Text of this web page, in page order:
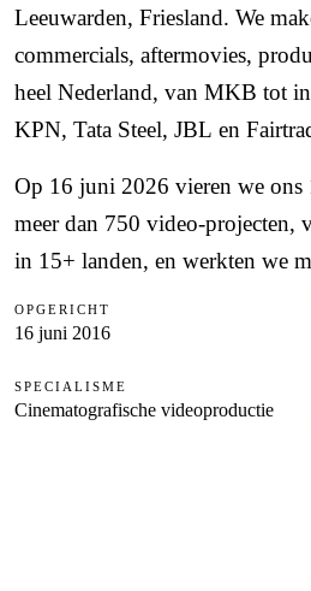
Leeuwarden, Friesland. We
commercials, aftermovies,
heel Nederland, van MKB tot
KPN, Tata Steel, JBL en
Op 16 juni 2026 vieren we ons
meer dan 750 video-projecten,
in 15+ landen, en werkten we
OPGERICHT
16 juni 2016
SPECIALISME
Cinematografische videoproductie